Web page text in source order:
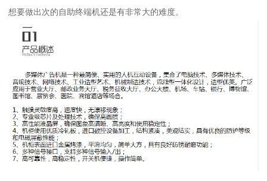
想要做出次的自助终端机还是有非常大的难度。